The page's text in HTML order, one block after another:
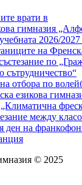
врати в
гимназия
2026/
на
по
сътрудничество“
отбора по
езикова
между
на
© 2025